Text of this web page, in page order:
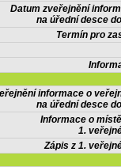
Datum zveřejnění
na úřední desce
Termín pro
informace o
na úřední desce
Informace o
1.
Zápis z 1.